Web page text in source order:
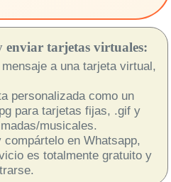
enviar tarjetas virtuales:
a una tarjeta virtual,
personalizada como un
para tarjetas fijas, .gif y
musicales.
en Whatsapp,
es totalmente gratuito y